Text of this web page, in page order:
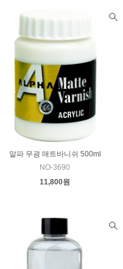
알파 무광 매트바니쉬 500ml
NO-3690
11,800원